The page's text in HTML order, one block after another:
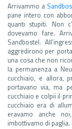
Arrivammo a
pane intero con
quanti stupiti. Non
dovevamo fare.
Sandbostel.
aggredirono per
una cosa che non
la permanenza a
cucchiaio, e allora,
portavano via, ma
cucchiaio e colpii il
cucchiaio era di
eravamo anche
imbottivamo di paglia.